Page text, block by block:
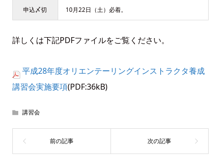
申込〆切 10月22日（土）必着。
詳しくは下記PDFファイルをご覧ください。
平成28年度オリエンテーリングインストラクタ養成
講習会実施要項(PDF:36kB)
講習会